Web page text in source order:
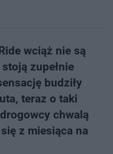
wciąż nie są
zupełnie
budziły
teraz o taki
chwalą
z miesiąca na